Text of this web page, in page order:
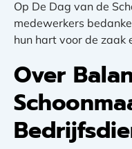
Op De Dag van de
medewerkers
hun hart voor de zaak
Over